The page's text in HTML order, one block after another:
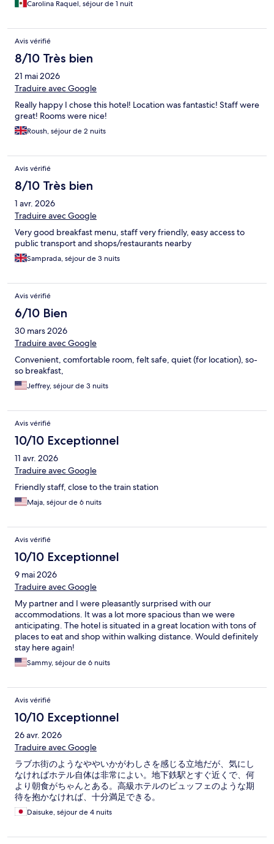
Carolina Raquel, séjour de 1 nuit
Avis vérifié
8/10 Très bien
21 mai 2026
Traduire avec Google
Really happy I chose this hotel! Location was fantastic! Staff were
great! Rooms were nice!
Roush, séjour de 2 nuits
Avis vérifié
8/10 Très bien
1 avr. 2026
Traduire avec Google
Very good breakfast menu, staff very friendly, easy access to
public transport and shops/restaurants nearby
Samprada, séjour de 3 nuits
Avis vérifié
6/10 Bien
30 mars 2026
Traduire avec Google
Convenient, comfortable room, felt safe, quiet (for location), so-
so breakfast,
Jeffrey, séjour de 3 nuits
Avis vérifié
10/10 Exceptionnel
11 avr. 2026
Traduire avec Google
Friendly staff, close to the train station
Maja, séjour de 6 nuits
Avis vérifié
10/10 Exceptionnel
9 mai 2026
Traduire avec Google
My partner and I were pleasantly surprised with our
accommodations. It was a lot more spacious than we were
anticipating. The hotel is situated in a great location with tons of
places to eat and shop within walking distance. Would definitely
stay here again!
Sammy, séjour de 6 nuits
Avis vérifié
10/10 Exceptionnel
26 avr. 2026
Traduire avec Google
ラブホ街のようなややいかがわしさを感じる立地だが、気にし
なければホテル自体は非常によい。地下鉄駅とすぐ近くで、何
より朝食がちゃんとある。高級ホテルのビュッフェのような期
待を抱かなければ、十分満足できる。
Daisuke, séjour de 4 nuits